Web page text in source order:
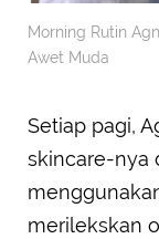
Morning Rutin
Awet Muda
Setiap pagi,
skincare-nya
merilekskan